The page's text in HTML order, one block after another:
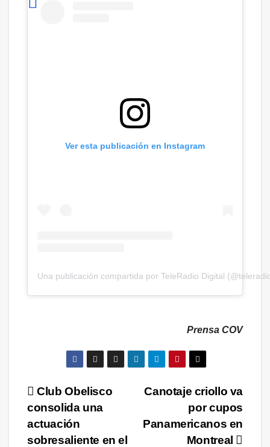
Ver esta publicación en Instagram
Una publicación compartida por TeleRadio Digital
Prensa COV
Navegación
de
Canotaje criollo va
por cupos
Panamericanos en
Montreal
Club Obelisco
consolida una
actuación
sobresaliente en el